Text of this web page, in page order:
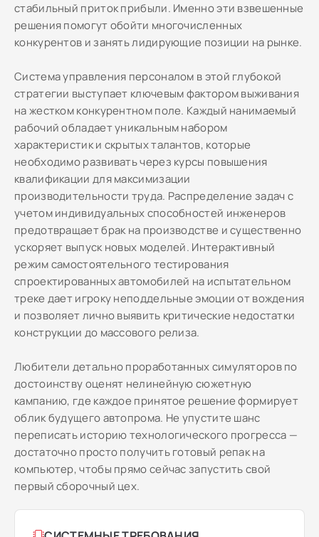
стабильный приток прибыли. Именно эти взвешенные
решения помогут обойти многочисленных
конкурентов и занять лидирующие позиции на рынке.
Система управления персоналом в этой глубокой
стратегии выступает ключевым фактором выживания
на жестком конкурентном поле. Каждый нанимаемый
рабочий обладает уникальным набором
характеристик и скрытых талантов, которые
необходимо развивать через курсы повышения
квалификации для максимизации
производительности труда. Распределение задач с
учетом индивидуальных способностей инженеров
предотвращает брак на производстве и существенно
ускоряет выпуск новых моделей. Интерактивный
режим самостоятельного тестирования
спроектированных автомобилей на испытательном
треке дает игроку неподдельные эмоции от вождения
и позволяет лично выявить критические недостатки
конструкции до массового релиза.
Любители детально проработанных симуляторов по
достоинству оценят нелинейную сюжетную
кампанию, где каждое принятое решение формирует
облик будущего автопрома. Не упустите шанс
переписать историю технологического прогресса —
достаточно просто получить готовый репак на
компьютер, чтобы прямо сейчас запустить свой
первый сборочный цех.